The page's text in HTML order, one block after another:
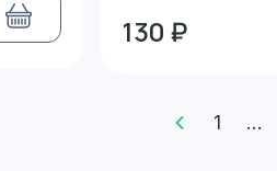
130 ₽
1 ...